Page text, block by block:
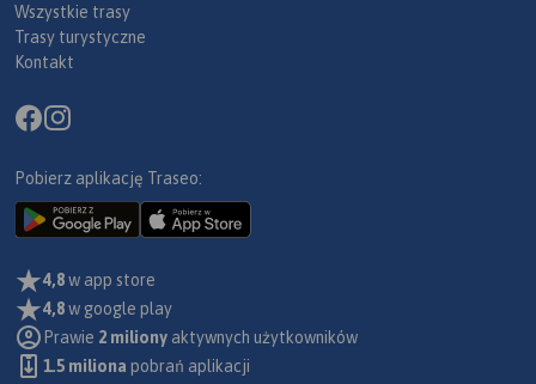
Wszystkie trasy
Trasy turystyczne
Kontakt
Pobierz aplikację Traseo:
4,8w app store
4,8w google play
Prawie 2 miliony aktywnych użytkowników
1.5 miliona pobrań aplikacji